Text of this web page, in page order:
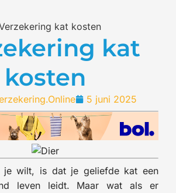
kat
kosten
5 juni 2025
je wilt, is dat je geliefde kat een
leven leidt. Maar wat als er